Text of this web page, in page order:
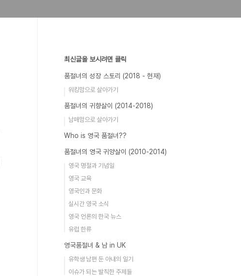
최신글을 보시려면 클릭
품절녀의 성장 스토리 (2018 - 현재)
워킹맘으로 살아가기
품절녀의 귀향살이 (2014-2018)
남매맘으로 살아가기
Who is 영국 품절녀??
품절녀의 영국 귀양살이 (2010-2014)
영국 명절과 기념일
영국 교육
영국인과 문화
실시간 영국 소식
영국 언론의 한국 뉴스
유럽 한류
영국품절녀 & 남 in UK
유학생 남편 둔 아내의 일기
이슈가 되는 발칙한 주제들